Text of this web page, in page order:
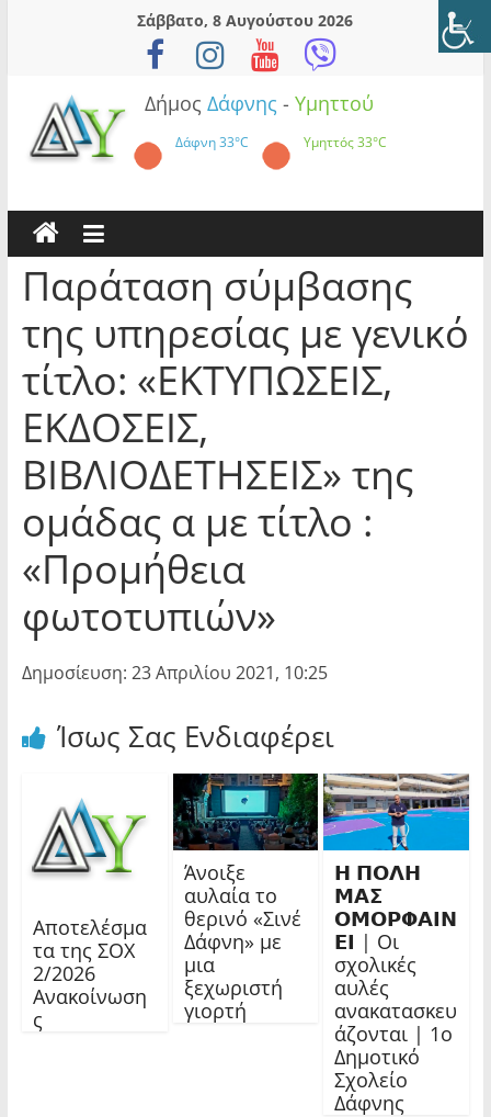
Σάββατο, 8 Αυγούστου 2026
Δήμος Δάφνης - Υμηττού
Δάφνη33°C Υμηττός33°C
Παράταση σύμβασης
της υπηρεσίας με γενικό
τίτλο: «ΕΚΤΥΠΩΣΕΙΣ,
ΕΚΔΟΣΕΙΣ,
ΒΙΒΛΙΟΔΕΤΗΣΕΙΣ» της
ομάδας α με τίτλο :
«Προμήθεια
φωτοτυπιών»
Δημοσίευση: 23 Απριλίου 2021, 10:25
Ίσως Σας Ενδιαφέρει
Αποτελέσμα
τα της ΣΟΧ
2/2026
Ανακοίνωση
ς
Άνοιξε
αυλαία το
θερινό «Σινέ
Δάφνη» με
μια
ξεχωριστή
γιορτή
𝝜 𝝥𝝤𝝠𝝜
𝝡𝝖𝝨
𝝤𝝡𝝤𝝦𝝫𝝖𝝞𝝢
𝝚𝝞 | Οι
σχολικές
αυλές
ανακατασκευ
άζονται | 1ο
Δημοτικό
Σχολείο
Δάφνης